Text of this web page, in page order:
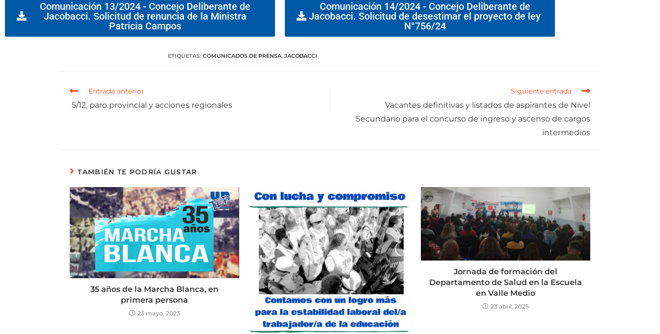
Comunicación 13/2024 - Concejo Deliberante de
Jacobacci. Solicitud de renuncia de la Ministra
Patricia Campos
Comunicación 14/2024 - Concejo Deliberante de
Jacobacci. Solicitud de desestimar el proyecto de ley
N°756/24
ETIQUETAS: COMUNICADOS DE PRENSA, JACOBACCI
Entrada anterior
5/12, paro provincial y acciones regionales
Siguiente entrada
Vacantes definitivas y listados de aspirantes de Nivel
Secundario para el concurso de ingreso y ascenso de cargos
intermedios
TAMBIÉN TE PODRÍA GUSTAR
35 años de la Marcha Blanca, en
primera persona
23 mayo, 2023
Jornada de formación del
Departamento de Salud en la Escuela
en Valle Medio
23 abril, 2025